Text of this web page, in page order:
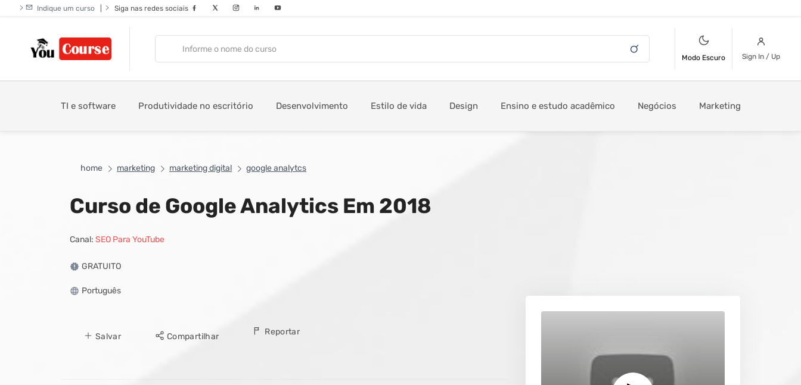
Indique um curso Siga nas redes sociais
Modo Escuro Sign In / Up
TI e software Produtividade no escritório Desenvolvimento Estilo de vida Design Ensino e estudo acadêmico Negócios Marketing
home marketing marketing digital google analytcs
Curso de Google Analytics Em 2018
Canal: SEO Para YouTube
GRATUITO
Português
Salvar Compartilhar Reportar